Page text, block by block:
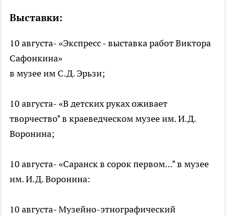
Выставки:
10 августа- «Экспресс - выставка работ Виктора
Сафонкина»
в музее им С.Д. Эрьзи;
10 августа- «В детских руках оживает
творчество" в краеведческом музее им. И.Д.
Воронина;
10 августа- «Саранск в сорок первом..." в музее
им. И.Д. Воронина:
10 августа- Музейно-этнографический